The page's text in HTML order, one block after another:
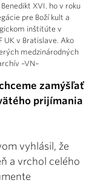
XVI. ho v roku
pre Boží kult a
inštitúte v
UK v Bratislave. Ako
medzinárodných
–VN–
zamýšľať
prijímania
vyhlásil, že
a vrchol celého